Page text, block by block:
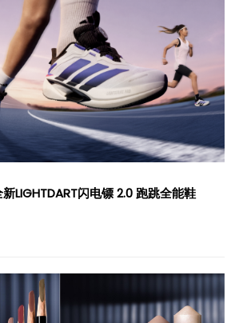
LIGHTDART闪电镖 2.0 跑跳全能鞋